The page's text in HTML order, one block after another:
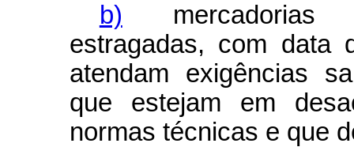
b) mercadorias
estragadas, com data
atendam exigências
que estejam em
normas técnicas e que